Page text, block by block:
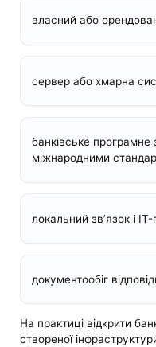
власний або
сервер або хмарна
банківське програмне
міжнародними
локальний зв’язок і
документообіг
На практиці відкрити
створеної